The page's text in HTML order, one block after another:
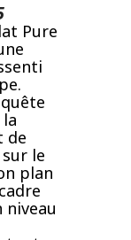
Pure
de
le
plan